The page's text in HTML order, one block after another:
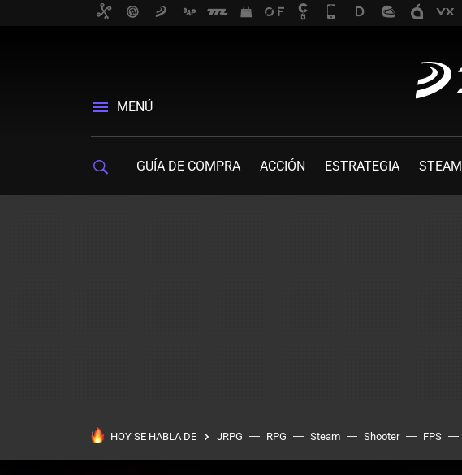
MENÚ
GUÍA DE COMPRA ACCIÓN ESTRATEGIA STEAM
HOY SE HABLA DE JRPG RPG Steam Shooter FPS